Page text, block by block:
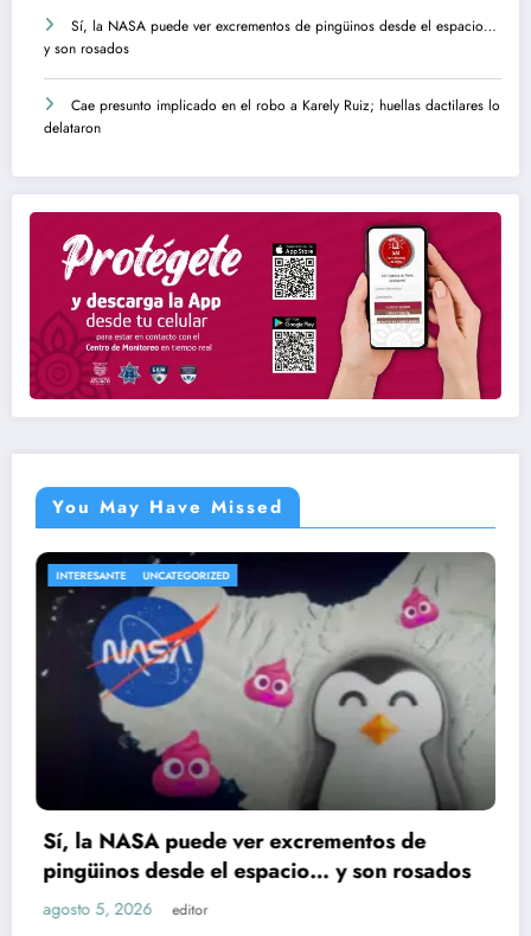
Sí, la NASA puede ver excrementos de pingüinos desde el espacio…
y son rosados
Cae presunto implicado en el robo a Karely Ruiz; huellas dactilares lo
delataron
You May Have Missed
de
y son rosados
ENTRETENIMIENTO
Cae presunto
Ruiz; huellas